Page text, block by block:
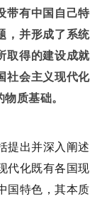
带有中国自己特
，并形成了系统
取得的建设成就
社会主义现代化
质基础。
提出并深入阐述
代化既有各国现
国特色，其本质